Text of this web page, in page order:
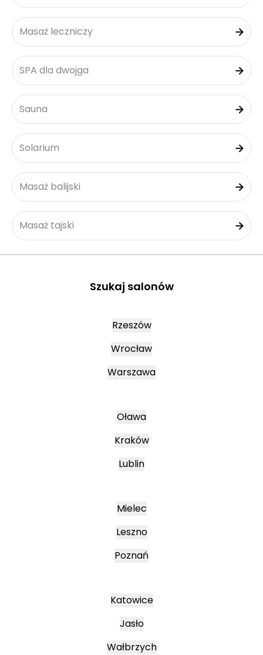
Masaż leczniczy
SPA dla dwojga
Sauna
Solarium
Masaż balijski
Masaż tajski
Szukaj salonów
Rzeszów
Wrocław
Warszawa
Oława
Kraków
Lublin
Mielec
Leszno
Poznań
Katowice
Jasło
Wałbrzych